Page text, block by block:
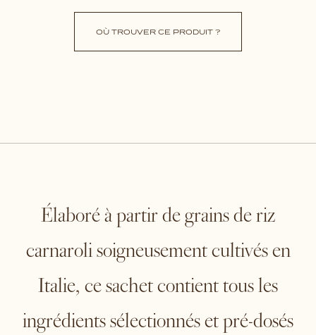
OÙ TROUVER CE PRODUIT ?
Élaboré à partir de grains de riz
carnaroli soigneusement cultivés en
Italie, ce sachet contient tous les
ingrédients sélectionnés et pré-dosés